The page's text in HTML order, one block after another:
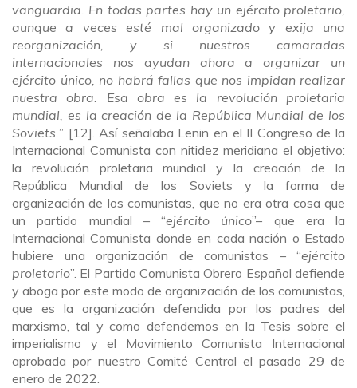
vanguardia. En todas partes hay un ejército proletario,
aunque a veces esté mal organizado y exija una
reorganización, y si nuestros camaradas
internacionales nos ayudan ahora a organizar un
ejército único, no habrá fallas que nos impidan realizar
nuestra obra. Esa obra es la revolución proletaria
mundial, es la creación de la República Mundial de los
Soviets.” [12]. Así señalaba Lenin en el II Congreso de la
Internacional Comunista con nitidez meridiana el objetivo:
la revolución proletaria mundial y la creación de la
República Mundial de los Soviets y la forma de
organización de los comunistas, que no era otra cosa que
un partido mundial – “ejército único”– que era la
Internacional Comunista donde en cada nación o Estado
hubiere una organización de comunistas – “ejército
proletario”. El Partido Comunista Obrero Español defiende
y aboga por este modo de organización de los comunistas,
que es la organización defendida por los padres del
marxismo, tal y como defendemos en la Tesis sobre el
imperialismo y el Movimiento Comunista Internacional
aprobada por nuestro Comité Central el pasado 29 de
enero de 2022.